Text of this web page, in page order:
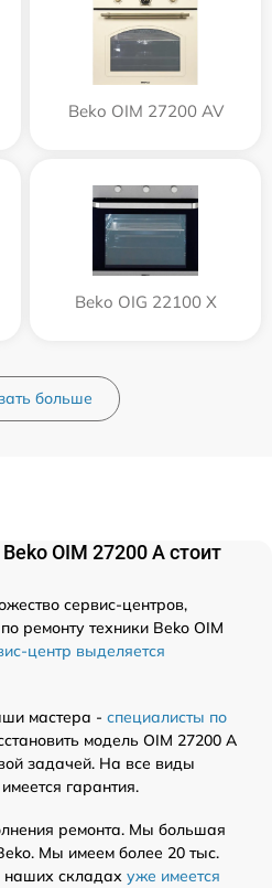
Beko OIM 27200 AV
Beko OIG 22100 X
больше
OIM 27200 A стоит
сервис-центров,
ремонту техники Beko OIM
центр выделяется
мастера - специалисты по
модель OIM 27200 A
задачей. На все виды
гарантия.
ремонта. Мы большая
Мы имеем более 20 тыс.
наших складах уже имеется